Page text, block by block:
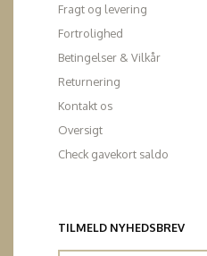
Fragt og levering
Fortrolighed
Betingelser & Vilkår
Returnering
Kontakt os
Oversigt
Check gavekort saldo
TILMELD NYHEDSBREV